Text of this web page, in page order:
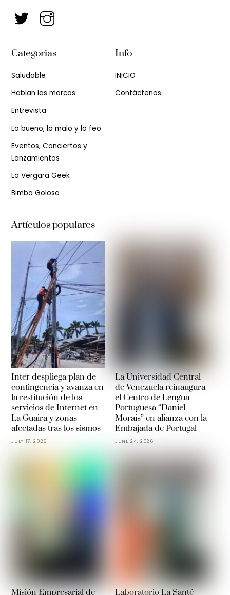
Categorias
Saludable
Hablan las marcas
Entrevista
Lo bueno, lo malo y lo feo
Eventos, Conciertos y
Lanzamientos
La Vergara Geek
Bimba Golosa
Info
INICIO
Contáctenos
Artículos populares
Inter despliega plan de
contingencia y avanza en
la restitución de los
servicios de Internet en
La Guaira y zonas
afectadas tras los sismos
JULY 17, 2026
La Universidad Central
de Venezuela reinaugura
el Centro de Lengua
Portuguesa “Daniel
Morais” en alianza con la
Embajada de Portugal
JUNE 24, 2026
Misión Empresarial de Laboratorio La Santé